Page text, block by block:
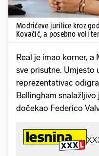
Modrićeve jurilice kroz
Kovačić, a posebno voli
Real je imao korner,
sve prisutne. Umjesto
reprezentativac
Bellingham
dočekao Federico